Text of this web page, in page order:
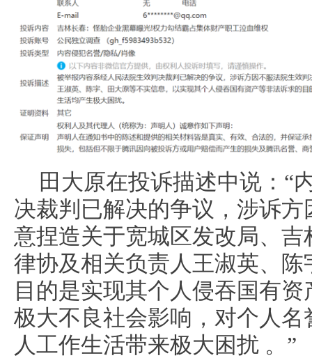
田大原在投诉描述中说：“
决裁判已解决的争议，涉诉
意捏造关于宽城区发改局、
律协及相关负责人王淑英、
目的是实现其个人侵吞国有
极大不良社会影响，对个人
人工作生活带来极大困扰 。”